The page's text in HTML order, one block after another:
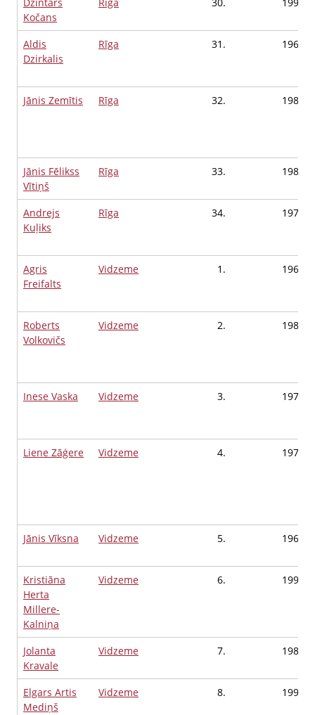
Dzintars
Kočans
Rīga 30. 1994
Aldis
Dzirkalis
Rīga 31. 1966
Jānis Zemītis Rīga 32. 1985
Jānis Fēlikss
Vītiņš
Rīga 33. 1987
Andrejs
Kuļiks
Rīga 34. 1972
Agris
Freifalts
Vidzeme 1. 1967
Roberts
Volkovičs
Vidzeme 2. 1980
Inese Vaska Vidzeme 3. 1976
Liene Zāģere Vidzeme 4. 1976
Jānis Vīksna Vidzeme 5. 1962
Kristiāna
Herta
Millere-
Kalniņa
Vidzeme 6. 1994
Jolanta
Kravale
Vidzeme 7. 1983
Elgars Artis
Mediņš
Vidzeme 8. 1994